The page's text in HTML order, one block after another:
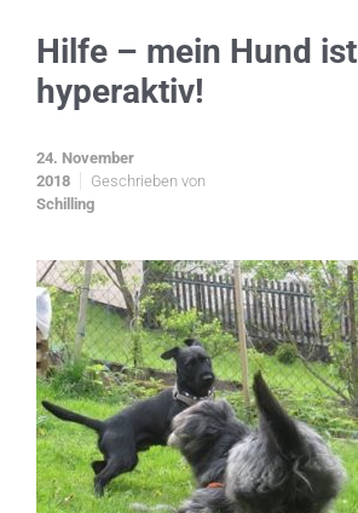
Hilfe – mein Hund ist
hyperaktiv!
24. November
2018
Geschrieben von
Schilling